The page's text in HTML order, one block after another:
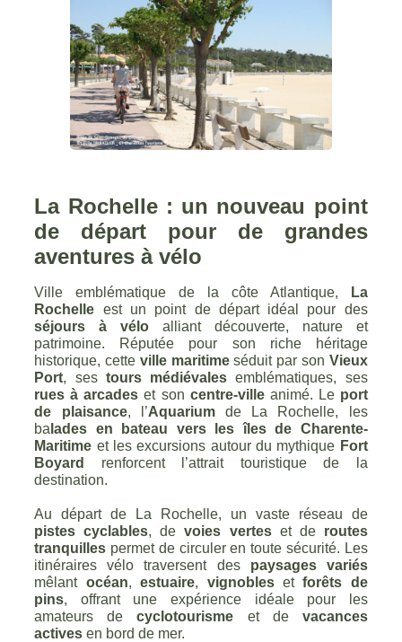
La Rochelle : un nouveau point
de départ pour de grandes
aventures à vélo
Ville emblématique de la côte Atlantique,
La
Rochelle est un point de départ idéal pour des
séjours à vélo alliant découverte, nature et
patrimoine. Réputée pour son riche héritage
historique, cette ville maritimeséduit par son Vieux
Port, ses tours médiévales emblématiques, ses
rues à arcades et son centre-villeanimé. Le port
de plaisance, l’Aquariumde La Rochelle, les
ba lades en bateau vers les îles de Charente-
Maritime et les excursions autour du mythique Fort
Boyard
renforcent l’attrait touristique de la
destination.
Au départ de La Rochelle, un vaste réseau de
pistes cyclables, devoies verteset de routes
tranquilles permet de circuler en toute sécurité. Les
itinéraires vélo traversent des paysages variés
mêlant océan,estuaire, vignoblesetforêts de
pins, offrant une expérience idéale pour les
amateurs decyclotourisme et de vacances
actives en bord de mer.